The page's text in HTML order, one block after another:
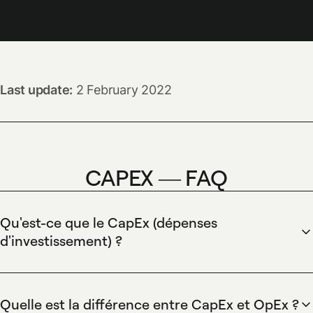
Last update: 2 February 2022
CAPEX — FAQ
Qu'est-ce que le CapEx (dépenses
d'investissement) ?
dépenses en actifs à long terme qui procurent un avantage
économique futur et sont inscrites au bilan plutôt que
Quelle est la différence entre CapEx et OpEx ?